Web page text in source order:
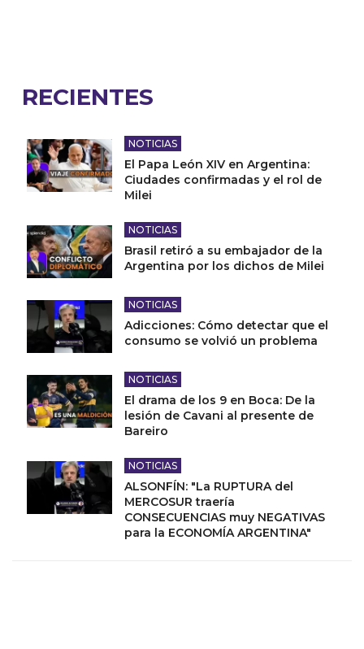
RECIENTES
NOTICIAS
El Papa León XIV en Argentina:
Ciudades confirmadas y el rol de
Milei
NOTICIAS
Brasil retiró a su embajador de la
Argentina por los dichos de Milei
NOTICIAS
Adicciones: Cómo detectar que el
consumo se volvió un problema
NOTICIAS
El drama de los 9 en Boca: De la
lesión de Cavani al presente de
Bareiro
NOTICIAS
ALSONFÍN: "La RUPTURA del
MERCOSUR traería
CONSECUENCIAS muy NEGATIVAS
para la ECONOMÍA ARGENTINA"